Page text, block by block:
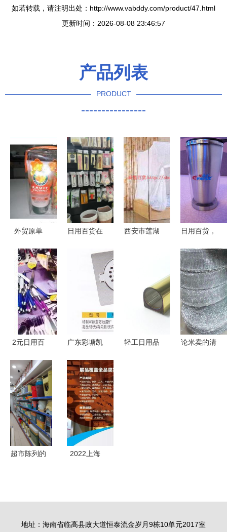
如若转载，请注明出处：http://www.vabddy.com/product/47.html
更新时间：2026-08-08 23:46:57
产品列表
PRODUCT
----------------
外贸原单
日用礼品市
场的隐藏商
机
日用百货在
关键信息一
览 | 日用百
货渠道详解
西安市莲湖
列一览
日用百货，
品质生活，
触手可及
2元日用百
信息指南
广东彩塘凯
批发不锈钢
地漏，厂家
直供，价格
优势明显
轻工日用品
论米卖的清
超市陈列的
区
2022上海
质生活新潮
地址：海南省临高县政大道恒泰流金岁月9栋10单元2017室